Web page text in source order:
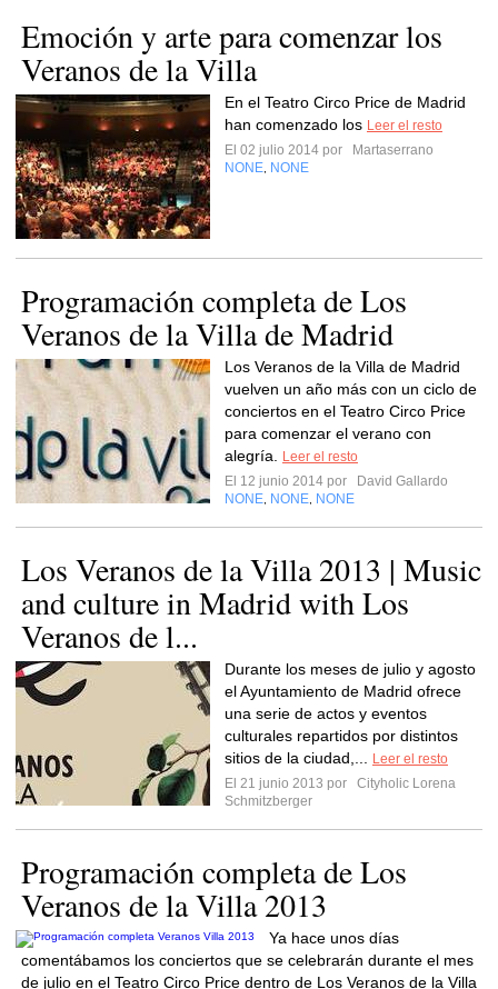
Emoción y arte para comenzar los
Veranos de la Villa
En el Teatro Circo Price de Madrid
han comenzado los Leer el resto
El 02 julio 2014 por
Martaserrano
NONE NONE
Programación completa de Los
Veranos de la Villa de Madrid
Los Veranos de la Villa de Madrid
vuelven un año más con un ciclo de
conciertos en el Teatro Circo Price
para comenzar el verano con
alegría.
Leer el resto
El 12 junio 2014 por
David Gallardo
NONE NONE NONE
Los Veranos de la Villa 2013 | Music
and culture in Madrid with Los
Veranos de l...
Durante los meses de julio y agosto
el Ayuntamiento de Madrid ofrece
una serie de actos y eventos
culturales repartidos por distintos
sitios de la ciudad,...
Leer el resto
El 21 junio 2013 por
Cityholic Lorena
Schmitzberger
Programación completa de Los
Veranos de la Villa 2013
Ya hace unos días
comentábamos los conciertos que se celebrarán durante el mes
de julio en el Teatro Circo Price dentro de Los Veranos de la Villa